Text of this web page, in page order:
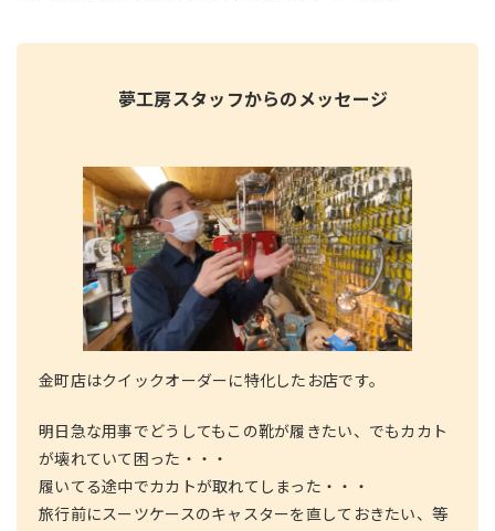
夢工房スタッフからのメッセージ
金町店はクイックオーダーに特化したお店です。
明日急な用事でどうしてもこの靴が履きたい、でもカカト
が壊れていて困った・・・
履いてる途中でカカトが取れてしまった・・・
旅行前にスーツケースのキャスターを直しておきたい、等